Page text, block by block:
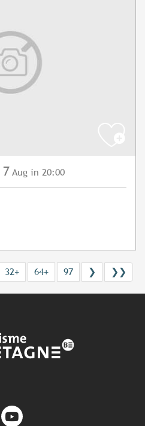
7 Aug in 20:00
32+ 64+ 97 ❯ ❯❯